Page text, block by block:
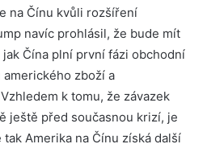
na Čínu kvůli rozšíření
navíc prohlásil, že bude mít
Čína plní první fázi obchodní
zboží a
k tomu, že závazek
ještě před současnou krizí, je
Amerika na Čínu získá další